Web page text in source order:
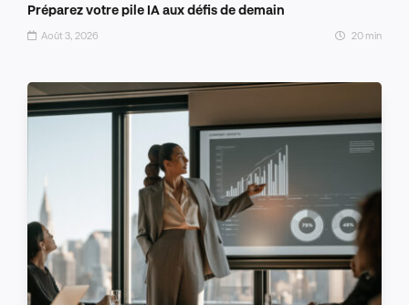
Préparez votre pile IA aux défis de demain
Août 3, 2026 20 min